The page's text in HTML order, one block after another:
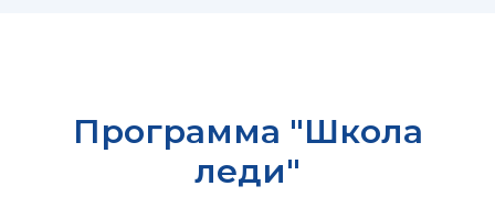
Программа "Школа
леди"